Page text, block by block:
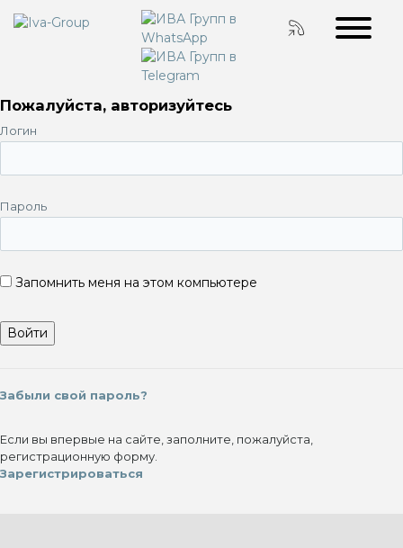
Пожалуйста, авторизуйтесь
Логин
Пароль
Запомнить меня на этом компьютере
Забыли свой пароль?
Если вы впервые на сайте, заполните, пожалуйста,
регистрационную форму.
Зарегистрироваться